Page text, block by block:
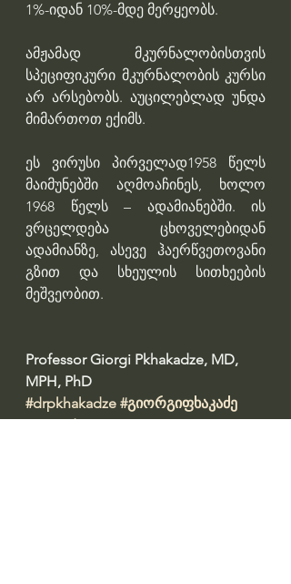
1%-იდან 10%-მდე მერყეობს.
ამჟამად მკურნალობისთვის
სპეციფიკური მკურნალობის კურსი
არ არსებობს. აუცილებლად უნდა
მიმართოთ ექიმს.
ეს ვირუსი პირველად1958 წელს
მაიმუნებში აღმოაჩინეს, ხოლო
1968 წელს – ადამიანებში. ის
ვრცელდება ცხოველებიდან
ადამიანზე, ასევე ჰაერწვეთოვანი
გზით და სხეულის სითხეების
მეშვეობით.
Professor Giorgi Pkhakadze, MD,
MPH, PhD
#drpkhakadze #გიორგიფხაკაძე
#accreditationge